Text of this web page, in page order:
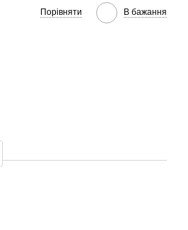
Порівняти В бажання